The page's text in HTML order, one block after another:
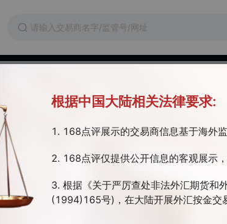
| 美国监管 | 监管牌照存疑
于 BFS Market Ltd 公司所有, 公司为全世界的客户提供网
由在国际金融行业拥有专业经验的优秀分析师、技术团队
根据中国大陆相关法律要求:
1. 168点评展示的交易商信息基于海外
2. 168点评仅提供公开信息的客观展示，
3. 根据《关于严厉查处非法外汇期货和
(1994)165号)，在大陆开展外汇按金交